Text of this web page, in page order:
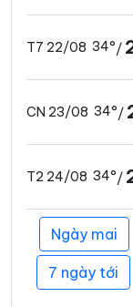
T7 22/08 34°/
CN 23/08 34°/
T2 24/08 34°/
Ngày mai
7 ngày tới